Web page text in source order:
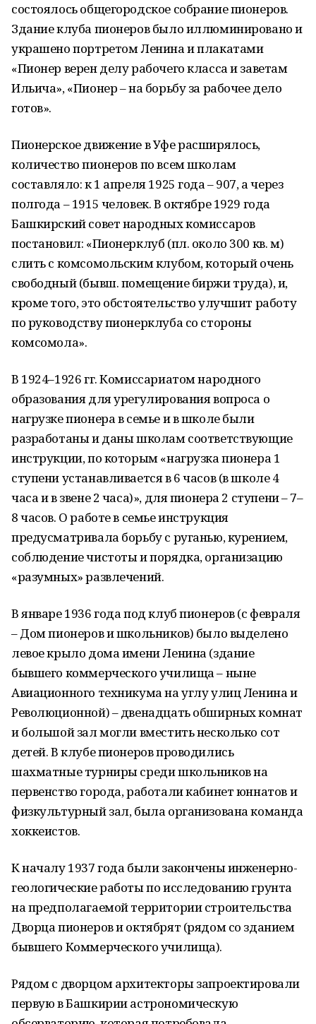
состоялось общегородское собрание пионеров.
Здание клуба пионеров было иллюминировано и
украшено портретом Ленина и плакатами
«Пионер верен делу рабочего класса и заветам
Ильича», «Пионер – на борьбу за рабочее дело
готов».
Пионерское движение в Уфе расширялось,
количество пионеров по всем школам
составляло: к 1 апреля 1925 года – 907, а через
полгода – 1915 человек. В октябре 1929 года
Башкирский совет народных комиссаров
постановил: «Пионерклуб (пл. около 300 кв. м)
слить с комсомольским клубом, который очень
свободный (бывш. помещение биржи труда), и,
кроме того, это обстоятельство улучшит работу
по руководству пионерклуба со стороны
комсомола».
В 1924–1926 гг. Комиссариатом народного
образования для урегулирования вопроса о
нагрузке пионера в семье и в школе были
разработаны и даны школам соответствующие
инструкции, по которым «нагрузка пионера 1
ступени устанавливается в 6 часов (в школе 4
часа и в звене 2 часа)», для пионера 2 ступени – 7–
8 часов. О работе в семье инструкция
предусматривала борьбу с руганью, курением,
соблюдение чистоты и порядка, организацию
«разумных» развлечений.
В январе 1936 года под клуб пионеров (с февраля
– Дом пионеров и школьников) было выделено
левое крыло дома имени Ленина (здание
бывшего коммерческого училища – ныне
Авиационного техникума на углу улиц Ленина и
Революционной) – двенадцать обширных комнат
и большой зал могли вместить несколько сот
детей. В клубе пионеров проводились
шахматные турниры среди школьников на
первенство города, работали кабинет юннатов и
физкультурный зал, была организована команда
хоккеистов.
К началу 1937 года были закончены инженерно-
геологические работы по исследованию грунта
на предполагаемой территории строительства
Дворца пионеров и октябрят (рядом со зданием
бывшего Коммерческого училища).
Рядом с дворцом архитекторы запроектировали
первую в Башкирии астрономическую